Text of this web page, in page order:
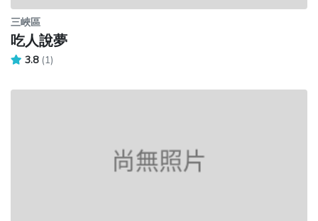
三峽區
吃人說夢
3.8 (1)